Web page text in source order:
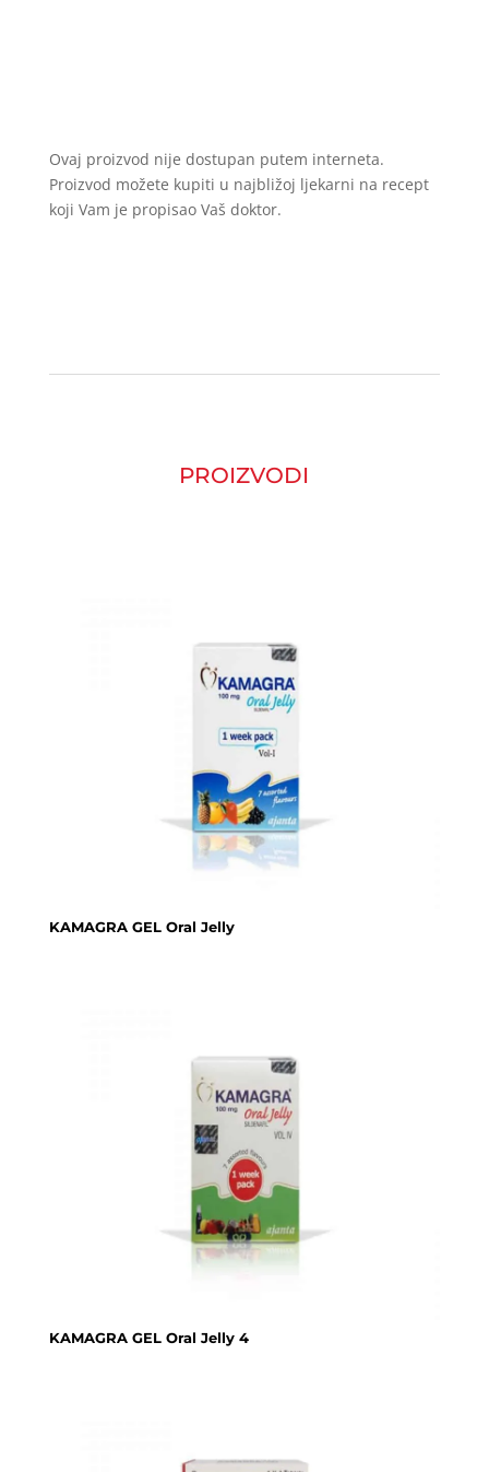
Ovaj proizvod nije dostupan putem interneta.
Proizvod možete kupiti u najbližoj ljekarni na recept
koji Vam je propisao Vaš doktor.
PROIZVODI
KAMAGRA GEL Oral Jelly
KAMAGRA GEL Oral Jelly 4